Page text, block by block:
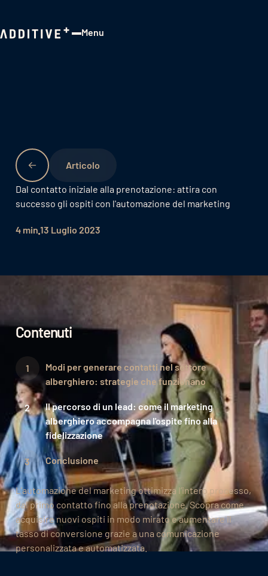
Menu
Dal contatto iniziale alla prenotazione: attira con
successo gli ospiti con l'automazione del marketing
4 min 13 Luglio 2023
L’automazione del marketing ottimizza l’intero processo,
dal primo contatto fino alla prenotazione. Scopra come
acquisire nuovi ospiti in modo mirato e aumentare il
tasso di conversione grazie a una comunicazione
personalizzata e automatizzata.
Contenuti
Modi per generare contatti nel settore
alberghiero: strategie che funzionano
Il percorso di un lead: come il marketing
alberghiero accompagna l'ospite fino alla
fidelizzazione
Conclusione